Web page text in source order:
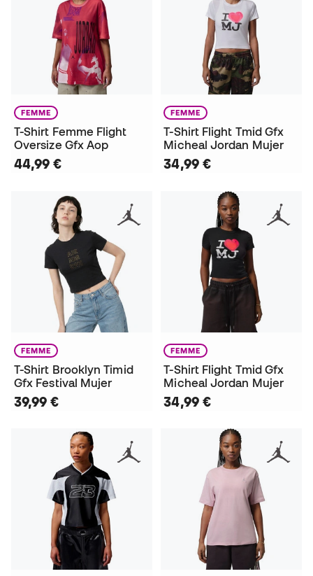
FEMME
T-Shirt Femme Flight
Oversize Gfx Aop
44,99 €
FEMME
T-Shirt Flight Tmid Gfx
Micheal Jordan Mujer
34,99 €
FEMME
T-Shirt Brooklyn Timid
Gfx Festival Mujer
39,99 €
FEMME
T-Shirt Flight Tmid Gfx
Micheal Jordan Mujer
34,99 €